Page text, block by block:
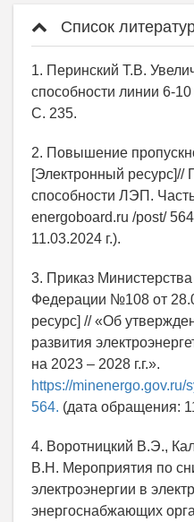
Список
1. Перинский Т.В.
способности линии 6-
С. 235.
2. Повышение
[Электронный
способности ЛЭП.
energoboard.ru /post/
11.03.2024 г.).
3. Приказ Министерства
Федерации №108 от
ресурс] // «Об
развития
на 2023 – 2028 г.г.».
https://
564. (дата обращения:
4. Воротницкий В.Э.,
В.Н. Мероприятия по
электроэнергии в
энергоснабжающих